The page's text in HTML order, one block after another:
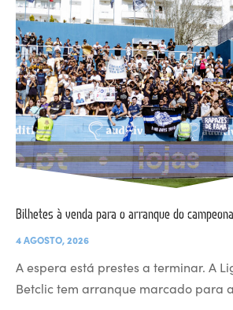
Bilhetes à venda para o arranque do
4 AGOSTO, 2026
A espera está prestes a terminar. A
Betclic tem arranque marcado para